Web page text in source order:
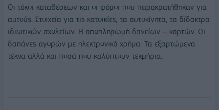
Οι τόκοι καταθέσεων και οι φόροι που παρακρατήθηκαν για
αυτούς. Στοιχεία για τις κατοικίες, τα αυτοκίνητα, τα δίδακτρα
ιδιωτικών σχολείων. Η αποπληρωμή δανείων – καρτών. Οι
δαπάνες αγορών με ηλεκτρονικό χρήμα. Τα εξαρτώμενα
τέκνα αλλά και ποσά που καλύπτουν τεκμήρια.